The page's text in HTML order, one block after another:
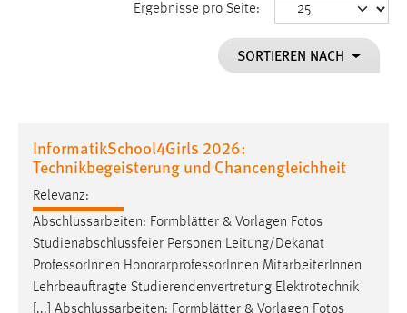
Ergebnisse pro Seite:
SORTIEREN NACH
InformatikSchool4Girls 2026:
Technikbegeisterung und Chancengleichheit
Relevanz:
Abschlussarbeiten: Formblätter & Vorlagen Fotos
Studienabschlussfeier Personen Leitung/Dekanat
Professor Innen HonorarprofessorInnen MitarbeiterInnen
Lehrbeauftragte Studierendenvertretung Elektrotechnik
[...] Abschlussarbeiten: Formblätter & Vorlagen Fotos
Dieser Cookie speichert die ausgewählten Einverständnis-
Performance
Name:
staticfilecache
Zweck:
Für performante Seitenauslieferung wird in diesem Cookie
gespeichert, ob man eingeloggt ist.